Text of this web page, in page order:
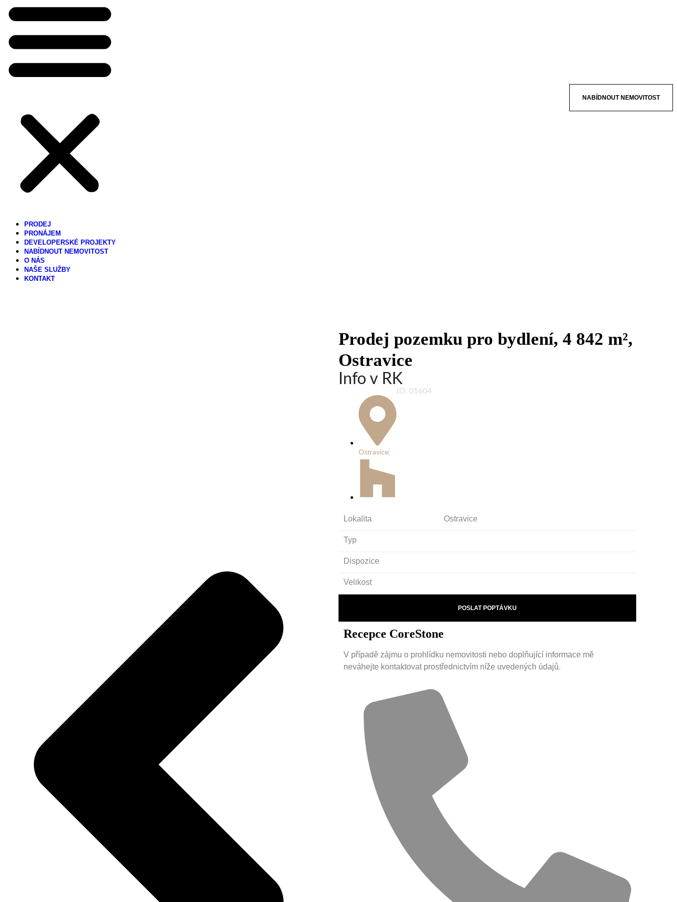
PRODEJ
PRONÁJEM
DEVELOPERSKÉ PROJEKTY
NABÍDNOUT NEMOVITOST
O NÁS
NAŠE SLUŽBY
KONTAKT
NABÍDNOUT NEMOVITOST
Prodej pozemku pro bydlení, 4 842 m²,
Ostravice
Info v RK
Ostravice
ID: 01604
Lokalita Ostravice
Typ
Dispozice
Velikost
POSLAT POPTÁVKU
Recepce CoreStone
V případě zájmu o prohlídku nemovitosti nebo doplňující informace mě
neváhejte kontaktovat prostřednictvím níže uvedených údajů.